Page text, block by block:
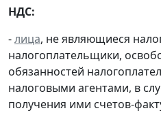
НДС:
-лица, не являющиеся
налогоплательщики,
обязанностей
налоговыми агентами, в
получения ими счетов-